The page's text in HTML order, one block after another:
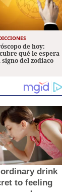
de hoy:
qué le espera
signo del zodiaco
drink
to feeling